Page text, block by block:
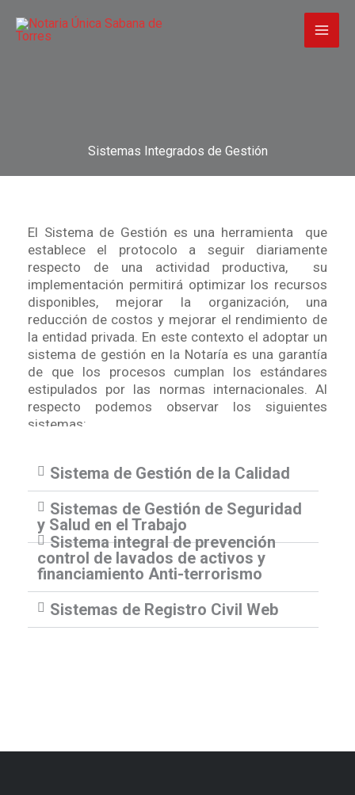
Sistemas Integrados de Gestión
El Sistema de Gestión es una herramienta que
establece el protocolo a seguir diariamente
respecto de una actividad productiva, su
implementación permitirá optimizar los recursos
disponibles, mejorar la organización, una
reducción de costos y mejorar el rendimiento de
la entidad privada. En este contexto el adoptar un
sistema de gestión en la Notaría es una garantía
de que los procesos cumplan los estándares
estipulados por las normas internacionales. Al
respecto podemos observar los siguientes
sistemas:
Sistema de Gestión de la Calidad
Sistemas de Gestión de Seguridad
y Salud en el Trabajo
Sistema integral de prevención
control de lavados de activos y
financiamiento Anti-terrorismo
Sistemas de Registro Civil Web